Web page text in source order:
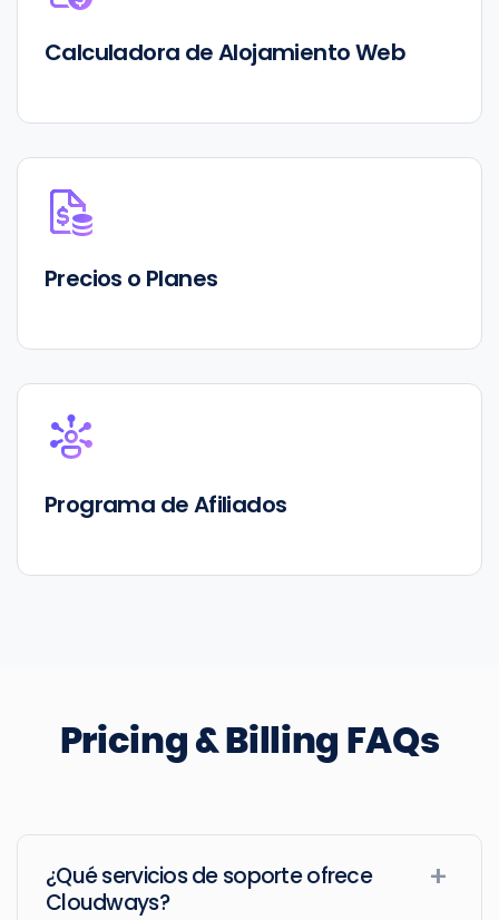
Calculadora de Alojamiento Web
Precios o Planes
Programa de Afiliados
Pricing & Billing FAQs
¿Qué servicios de soporte ofrece
Cloudways?